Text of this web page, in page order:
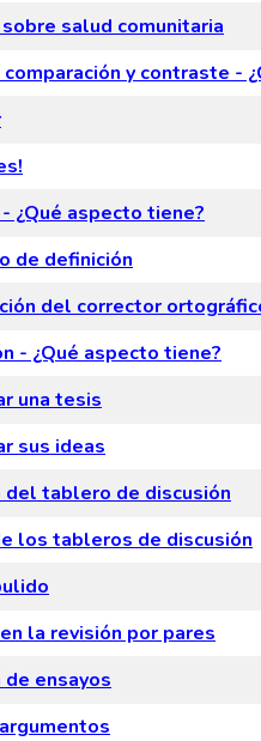
salud comunitaria
y contraste -
¿Qué aspecto tiene?
de definición
del corrector
- ¿Qué aspecto tiene?
una tesis
sus ideas
del tablero de discusión
los tableros de discusión
la revisión por pares
de ensayos